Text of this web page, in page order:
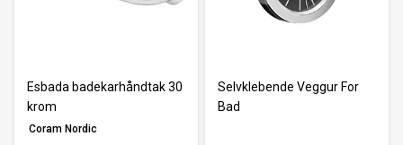
Esbada badekarhåndtak 30
krom
Coram Nordic
Selvklebende Veggur For
Bad